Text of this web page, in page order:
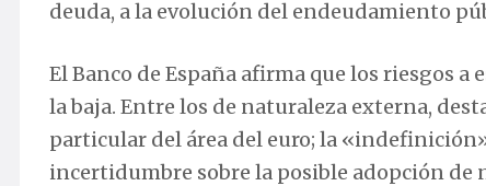
deuda, a la evolución del endeudamiento
El Banco de España afirma que los riesgos
la baja. Entre los de naturaleza externa,
particular del área del euro; la
incertidumbre sobre la posible adopción de